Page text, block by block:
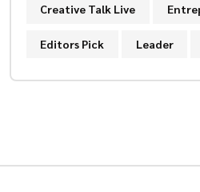
Creative Talk Live
Editors Pick Leader